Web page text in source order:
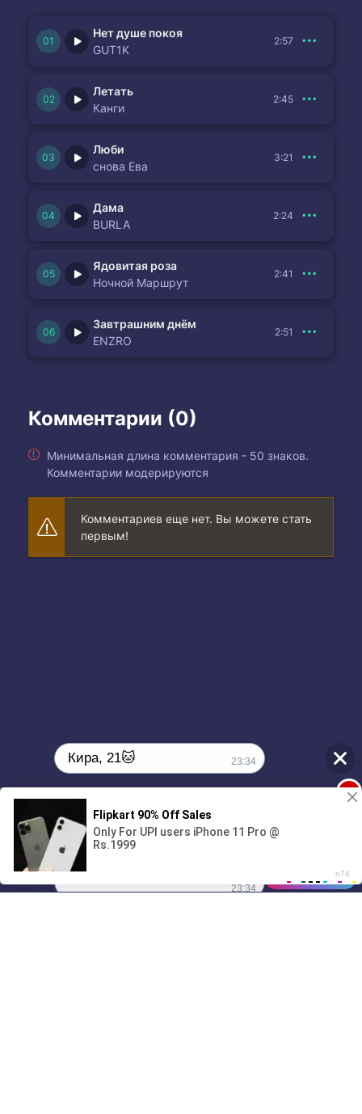
Нет душе покоя
GUT1K
2:57
Летать
Канги
2:45
Люби
снова Ева
3:21
Дама
BURLA
2:24
Ядовитая роза
Ночной Маршрут
2:41
Завтрашним днём
ENZRO
2:51
Комментарии (0)
Минимальная длина комментария - 50 знаков.
Комментарии модерируются
Комментариев еще нет. Вы можете стать
первым!
01/07
00:00
Кира, 21🐱 23:34
Поиграешь со мной? 💖🐾 1